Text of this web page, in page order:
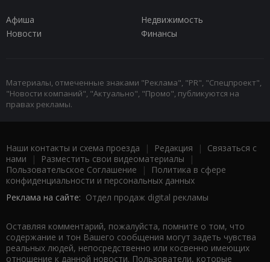
Афиша
Недвижимость
Новости
Финансы
Материалы, отмеченные знаками "Реклама", "PR", "Спецпроект",
"Новости компаний", "Актуально", "Промо", публикуются на
правах рекламы.
Наши контакты и схема проезда | Редакция | Связаться с
нами | Разместить свои видеоматериалы |
Пользовательское Соглашение |
Политика в сфере
конфиденциальности и персональных данных
Реклама на сайте: Отдел продаж digital рекламы
Оставляя комментарий, пожалуйста, помните о том, что
содержание и тон Вашего сообщения могут задеть чувства
реальных людей, непосредственно или косвенно имеющих
отношение к данной новости. Пользователи, которые